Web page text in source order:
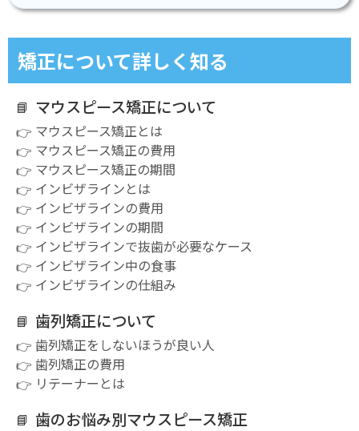
矯正について詳しく知る
マウスピース矯正について
マウスピース矯正とは
マウスピース矯正の費用
マウスピース矯正の期間
インビザラインとは
インビザラインの費用
インビザラインの期間
インビザラインで抜歯が必要なケース
インビザライン中の食事
インビザラインの仕組み
歯列矯正について
歯列矯正をしないほうが良い人
歯列矯正の費用
リテーナーとは
歯のお悩み別マウスピース矯正